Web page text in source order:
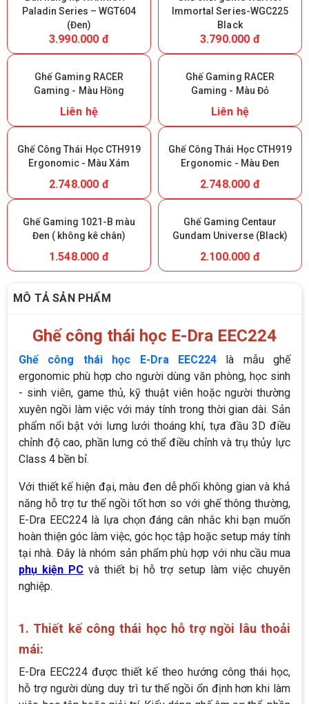
Paladin Series – WGT604
(Đen)
3.990.000 đ
lmmortal Series-WGC225
Black
3.790.000 đ
Ghế Gaming RACER
Gaming - Màu Hồng
Liên hệ
Ghế Gaming RACER
Gaming - Màu Đỏ
Liên hệ
Ghế Công Thái Học CTH919
Ergonomic - Màu Xám
2.748.000 đ
Ghế Công Thái Học CTH919
Ergonomic - Màu Đen
2.748.000 đ
Ghế Gaming 1021-B màu
Đen ( không kê chân)
1.548.000 đ
Ghế Gaming Centaur
Gundam Universe (Black)
2.100.000 đ
MÔ TẢ SẢN PHẨM
Ghế công thái học E-Dra EEC224
Ghế công thái học E-Dra EEC224là mẫu ghế
ergonomic phù hợp cho người dùng văn phòng, học sinh
- sinh viên, game thủ, kỹ thuật viên hoặc người thường
xuyên ngồi làm việc với máy tính trong thời gian dài. Sản
phẩm nổi bật với lưng lưới thoáng khí, tựa đầu 3D điều
chỉnh độ cao, phần lưng có thể điều chỉnh và trụ thủy lực
Class 4 bền bỉ.
Với thiết kế hiện đại, màu đen dễ phối không gian và khả
năng hỗ trợ tư thế ngồi tốt hơn so với ghế thông thường,
E-Dra EEC224 là lựa chọn đáng cân nhắc khi bạn muốn
hoàn thiện góc làm việc, góc học tập hoặc setup máy tính
tại nhà. Đây là nhóm sản phẩm phù hợp với nhu cầu mua
phụ kiện PC và thiết bị hỗ trợ setup làm việc chuyên
nghiệp.
1. Thiết kế công thái học hỗ trợ ngồi lâu thoải
mái:
E-Dra EEC224 được thiết kế theo hướng công thái học,
hỗ trợ người dùng duy trì tư thế ngồi ổn định hơn khi làm